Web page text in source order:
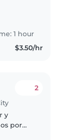
de
1 hour
$3.50/hr
2
y